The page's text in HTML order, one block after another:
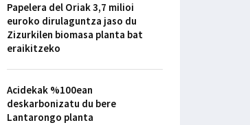
Papelera del Oriak 3,7 milioi
euroko dirulaguntza jaso du
Zizurkilen biomasa planta bat
eraikitzeko
Acidekak %100ean
deskarbonizatu du bere
Lantarongo planta